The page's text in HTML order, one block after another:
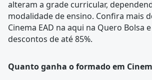
alteram a grade curricular,
modalidade de ensino. Confira mais
Cinema EAD na aqui na Quero Bolsa
descontos de até 85%.
Quanto ganha o formado em